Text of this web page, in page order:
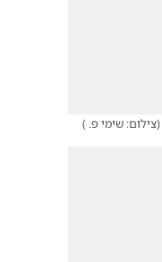
(צילום: שימי פ. )